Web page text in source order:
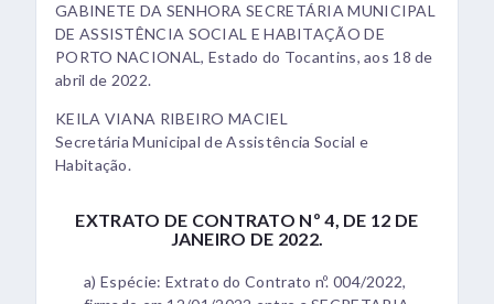
GABINETE DA SENHORA SECRETÁRIA MUNICIPAL
DE ASSISTÊNCIA SOCIAL E HABITAÇÃO DE
PORTO NACIONAL, Estado do Tocantins, aos 18 de
abril de 2022.
KEILA VIANA RIBEIRO MACIEL
Secretária Municipal de Assistência Social e
Habitação.
EXTRATO DE CONTRATO Nº 4, DE 12 DE
JANEIRO DE 2022.
a) Espécie: Extrato do Contrato nº. 004/2022,